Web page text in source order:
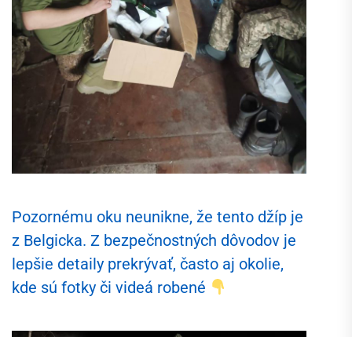
Pozornému oku neunikne, že tento džíp je
z Belgicka. Z bezpečnostných dôvodov je
lepšie detaily prekrývať, často aj okolie,
kde sú fotky či videá robené